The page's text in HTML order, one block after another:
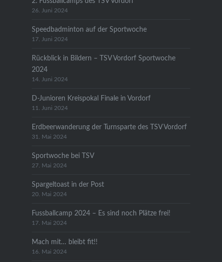
26. Juni 2024
Speedbadminton auf der Sportwoche
17. Juni 2024
Rückblick in Bildern – TSV Vordorf Sportwoche
2024
14. Juni 2024
D-Junioren Kreispokal Finale in Vordorf
11. Juni 2024
Erdbeerwanderung der Turnsparte des TSV Vordorf
31. Mai 2024
Sportwoche bei TSV
27. Mai 2024
Spargeltoast in der Post
20. Mai 2024
Fussballcamp 2024 – Es sind noch Plätze frei!
17. Mai 2024
Mach mit… bleibt fit!!
16. Mai 2024